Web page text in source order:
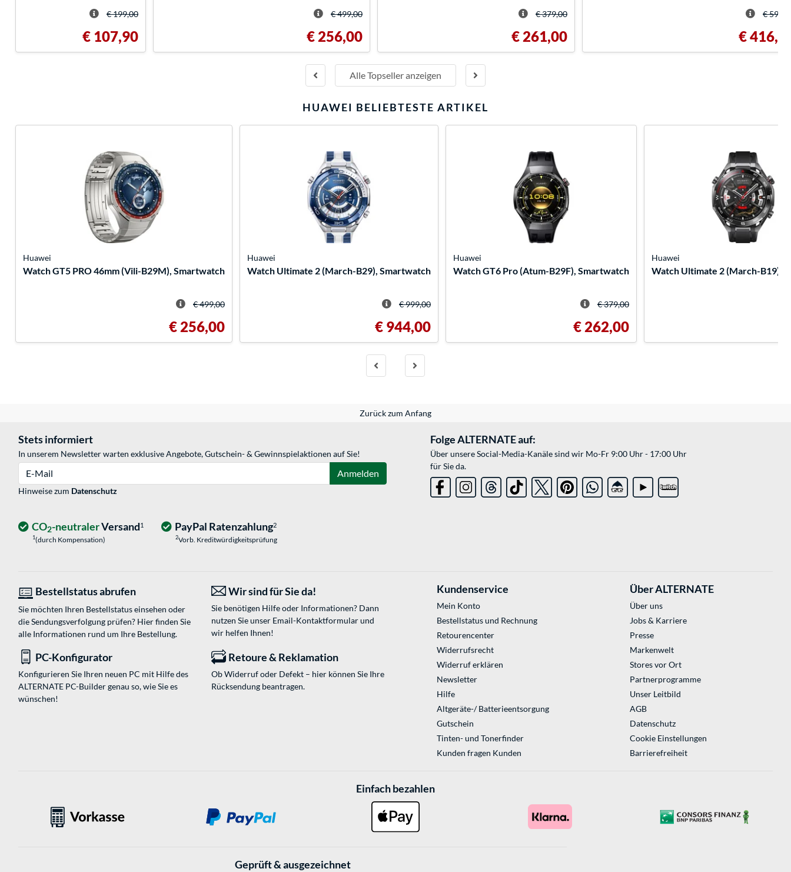
Alle Topseller anzeigen
€ 199,00
€ 107,90
€ 499,00
€ 256,00
€ 379,00
€ 261,00
€
€
HUAWEI BELIEBTESTE ARTIKEL
Huawei
Watch GT5 PRO 46mm (Vili-B29M), Smartwatch
€ 499,00
€ 256,00
Huawei
Watch Ultimate 2 (March-B29), Smartwatch
€ 999,00
€ 944,00
Huawei
Watch GT6 Pro (Atum-B29F), Smartwatch
€ 379,00
€ 262,00
Huawei
Watch Ultimate 2 (March-B19),
Zurück zum Anfang
Stets informiert
In unserem Newsletter warten exklusive Angebote, Gutschein- & Gewinnspielaktionen auf Sie!
Anmelden
Hinweise zum Datenschutz
Folge ALTERNATE auf:
Über unsere Social-Media-Kanäle sind wir Mo-Fr 9:00 Uhr - 17:00 Uhr
für Sie da.
CO2-neutralerVersand1
1(durch Kompensation)
PayPal Ratenzahlung2
2Vorb. Kreditwürdigkeitsprüfung
Bestellstatus abrufen
Sie möchten Ihren Bestellstatus einsehen oder
die Sendungsverfolgung prüfen? Hier finden Sie
alle Informationen rund um Ihre Bestellung.
Wir sind für Sie da!
Sie benötigen Hilfe oder Informationen? Dann
nutzen Sie unser Email-Kontaktformularund
wir helfen Ihnen!
PC-Konfigurator
Konfigurieren Sie Ihren neuen PC mit Hilfe des
ALTERNATE PC-Builder genau so, wie Sie es
wünschen!
Retoure & Reklamation
Ob Widerruf oder Defekt – hier können Sie Ihre
Rücksendung beantragen.
Kundenservice
Mein Konto
Bestellstatus und Rechnung
Retourencenter
Widerrufsrecht
Widerruf erklären
Newsletter
Hilfe
Altgeräte-/ Batterieentsorgung
Gutschein
Tinten- und Tonerfinder
Kunden fragen Kunden
Über ALTERNATE
Über uns
Jobs & Karriere
Presse
Markenwelt
Stores vor Ort
Partnerprogramme
Unser Leitbild
AGB
Datenschutz
Cookie Einstellungen
Barrierefreiheit
Einfach bezahlen
Geprüft & ausgezeichnet